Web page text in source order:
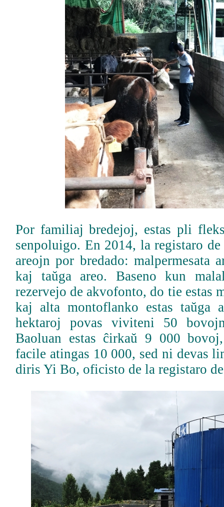
Por familiaj bredejoj, estas pli
senpoluigo. En 2014, la registaro
areojn por bredado: malpermesata
kaj taŭga areo. Baseno kun
rezervejo de akvofonto, do tie estas
kaj alta montoflanko estas taŭga
hektaroj povas viviteni 50
Baoluan estas ĉirkaŭ 9 000
facile atingas 10 000, sed ni devas
diris Yi Bo, oficisto de la registaro